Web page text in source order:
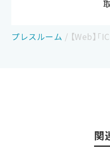
プレスルーム / 【Web】
関